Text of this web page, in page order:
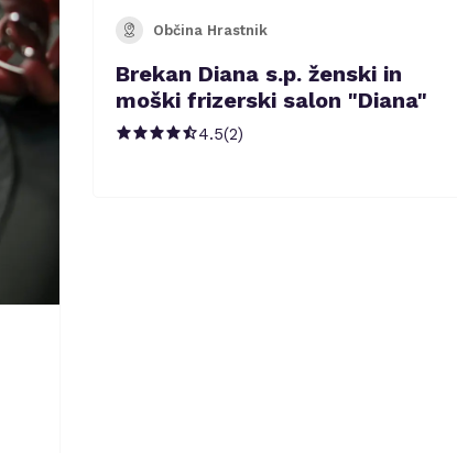
Občina Hrastnik
Brekan Diana s.p. ženski in
moški frizerski salon "Diana"
4.5(2)